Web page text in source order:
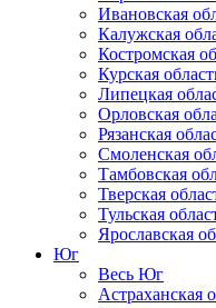
Ивановская
Калужская
Костромская
Курская
Липецкая
Орловская
Рязанская
Смоленская
Тамбовская
Тверская
Тульская
Ярославская
Юг
Весь Юг
Астраханская